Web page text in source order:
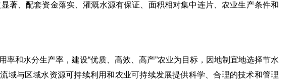
著、配套资金落实、灌溉水源有保证、面积相对集中连片、农业生产条件和
和水分生产率，建设“优质、高效、高产”农业为目标，因地制宜地选择节水
域与区域水资源可持续利用和农业可持续发展提供科学、合理的技术和管理